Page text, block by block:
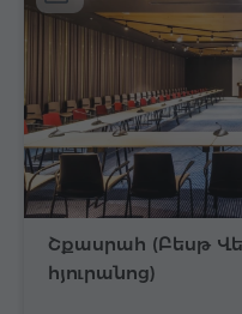
Շքասրահ (Բեսթ
հյուրանոց)